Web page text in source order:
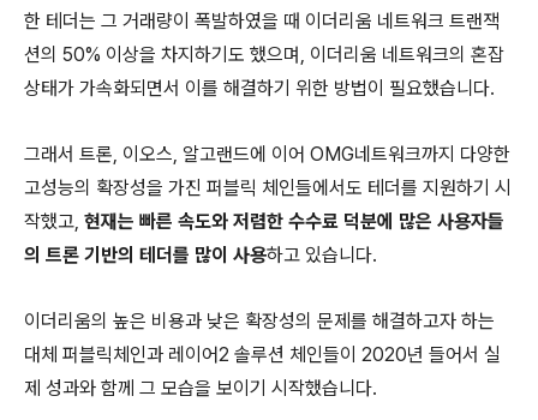
한 테더는 그 거래량이 폭발하였을 때 이더리움 네트워크 트랜잭
션의 50% 이상을 차지하기도 했으며, 이더리움 네트워크의 혼잡
상태가 가속화되면서 이를 해결하기 위한 방법이 필요했습니다.
그래서 트론, 이오스, 알고랜드에 이어 OMG네트워크까지 다양한
고성능의 확장성을 가진 퍼블릭 체인들에서도 테더를 지원하기 시
작했고, 현재는 빠른 속도와 저렴한 수수료 덕분에 많은 사용자들
의 트론 기반의 테더를 많이 사용하고 있습니다.
이더리움의 높은 비용과 낮은 확장성의 문제를 해결하고자 하는
대체 퍼블릭체인과 레이어2 솔루션 체인들이 2020년 들어서 실
제 성과와 함께 그 모습을 보이기 시작했습니다.